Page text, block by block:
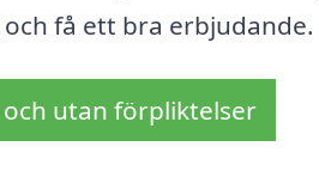
få ett bra erbjudande.
utan förpliktelser